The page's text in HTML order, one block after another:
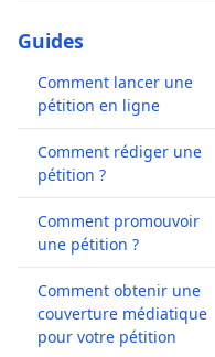
Guides
Comment lancer une
pétition en ligne
Comment rédiger une
pétition ?
Comment promouvoir
une pétition ?
Comment obtenir une
couverture médiatique
pour votre pétition